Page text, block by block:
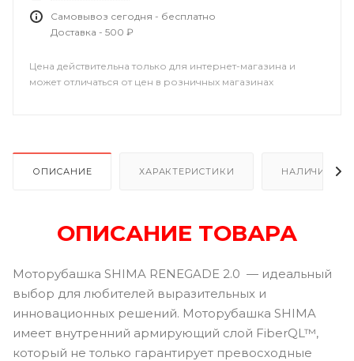
Самовывоз сегодня - бесплатно
Доставка - 500 ₽
Цена действительна только для интернет-магазина и
может отличаться от цен в розничных магазинах
ОПИСАНИЕ ХАРАКТЕРИСТИКИ НАЛИЧИЕ
ОПИСАНИЕ ТОВАРА
Моторубашка SHIMA RENEGADE 2.0 — идеальный
выбор для любителей выразительных и
инновационных решений. Моторубашка SHIMA
имеет внутренний армирующий слой FiberQL™,
который не только гарантирует превосходные